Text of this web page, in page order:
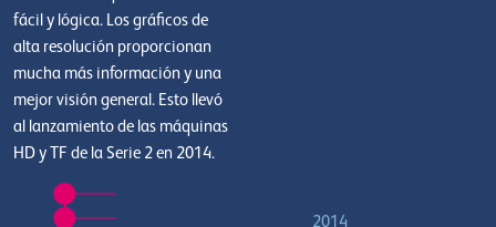
fácil y lógica. Los gráficos de
alta resolución proporcionan
mucha más información y una
mejor visión general. Esto llevó
al lanzamiento de las máquinas
HD y TF de la Serie 2 en 2014.
2014